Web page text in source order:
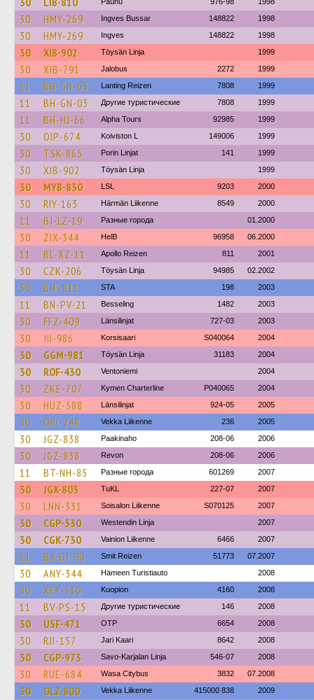
30 HMY-269 Ingves Bussar 148822 1998
30 HMY-269 Ingves 148822 1998
30 XIB-902 Töysän Linja 1999
30 XIB-791 Jalobus 2272 1999
11 BH-GN-03 Lanting Reizen 7808 1999
11 BH-GN-03 Другие туристические 7808 1999
11 BH-HJ-66 Alpha Tours 92985 1999
30 OIP-674 Koiviston L 149006 1999
30 TSK-865 Porin Linjat 141 1999
30 XIB-902 Töysän Linja 1999
30 MYB-830 LSL 9203 2000
30 RIY-163 Härmän Liikenne 8549 2000
11 BJ-LZ-19 Разные города 01.2000
30 ZIX-344 HelB 96958 06.2000
11 BL-XZ-11 Apollo Reizen 811 2001
30 CZK-206 Töysän Linja 94985 02.2002
30 BJF-811 STA 198 2003
11 BN-PV-21 Besseling 1482 2003
30 FFZ-409 Länsilinjat 727-03 2003
30 JII-986 Korsisaari S040064 2004
30 GGM-981 Töysän Linja 31183 2004
30 ROF-430 Ventoniemi 2004
30 ZKE-707 Kymen Charterline P040065 2004
30 HUZ-588 Länsilinjat 924-05 2005
30 ORI-248 Vekka Liikenne 236 2005
30 JGZ-838 Paakinaho 208-06 2006
30 JGZ-838 Revon 208-06 2006
11 BT-NH-85 Разные города 601269 2007
30 JGX-803 TuKL 227-07 2007
30 LNN-331 Soisalon Liikenne S070125 2007
30 CGP-530 Westendin Linja 2007
30 CGK-730 Vainion Liikenne 6466 2007
11 BX-DJ-90 Smit Reizen 51773 07.2007
30 ANY-344 Hämeen Turistiauto 2008
30 XEY-530 Kuopion 4160 2008
11 BV-PS-15 Другие туристические 146 2008
30 USF-471 OTP 6654 2008
30 RJI-157 Jari Kaari 8642 2008
30 CGP-973 Savo-Karjalan Linja 546-07 2008
30 RUE-684 Wasa Citybus 3832 07.2008
30 OLZ-800 Vekka Liikenne 415000 838 2009